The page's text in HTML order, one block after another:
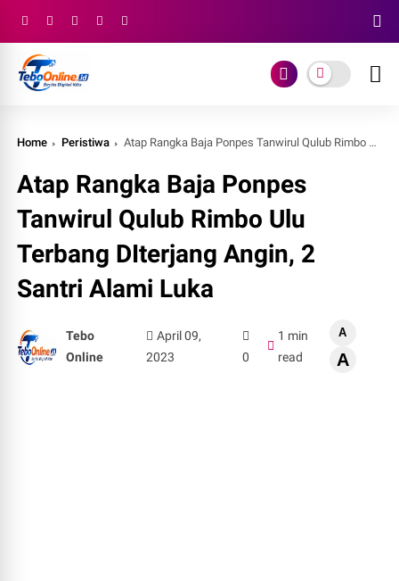
Home Peristiwa Atap Rangka Baja Ponpes Tanwirul Qulub Rimbo Ulu Terbang DIterjang Angin, 2 Santri Alami Luka
Atap Rangka Baja Ponpes
Tanwirul Qulub Rimbo Ulu
Terbang DIterjang Angin, 2
Santri Alami Luka
Tebo
Online
April 09,
2023
0
1 min
read
A
A